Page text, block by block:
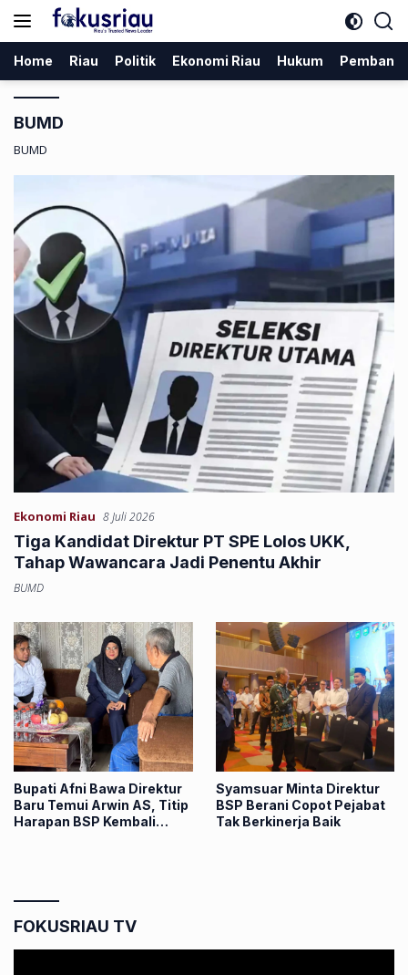
Langsung
Home Riau Politik Ekonomi Riau Hukum
BUMD
BUMD
Ekonomi Riau 8 Juli 2026
Tiga Kandidat Direktur PT SPE Lolos UKK,
Tahap Wawancara Jadi Penentu Akhir
BUMD
Bupati Afni Bawa Direktur
Baru Temui Arwin AS, Titip
Harapan BSP Kembali
Syamsuar Minta Direktur
BSP Berani Copot Pejabat
Tak Berkinerja Baik
FOKUSRIAU TV